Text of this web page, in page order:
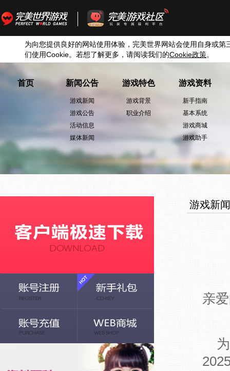
为向您提供良好的网站使用体验，完美世界网站会使用自身或第
们使用Cookie。若想了解更多，请阅读我们的Cookie政策。
首页 新闻公告
游戏新闻
游戏公告
活动信息
媒体新闻
游戏特色
游戏背景
职业介绍
游戏资料
新手指南
基本系统
游戏商城
游戏助手
游戏新闻
亲